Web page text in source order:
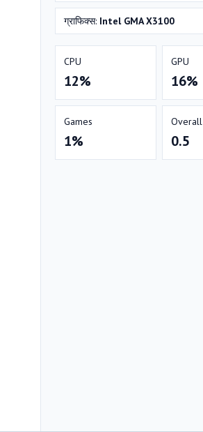
ग्राफिक्स: Intel GMA X3100
CPU
12%
GPU
16%
Games
1%
Overall
0.5